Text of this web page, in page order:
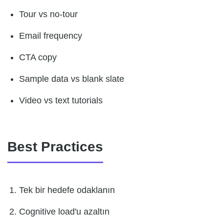
Tour vs no-tour
Email frequency
CTA copy
Sample data vs blank slate
Video vs text tutorials
Best Practices
Tek bir hedefe odaklanın
Cognitive load'u azaltın